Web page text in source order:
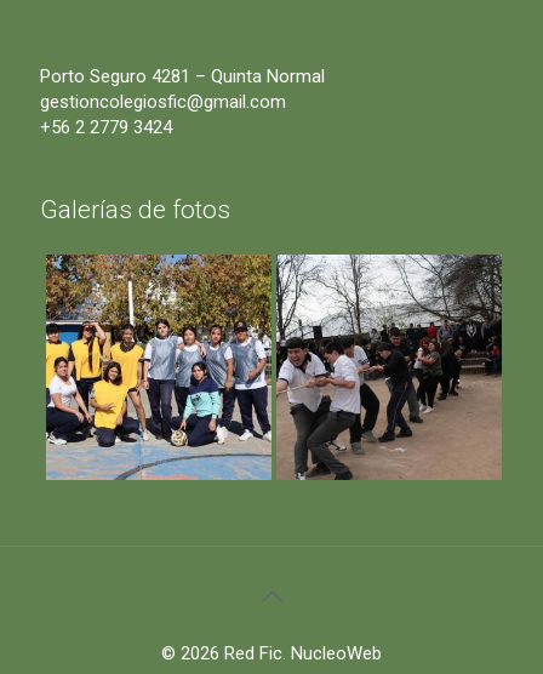
Porto Seguro 4281 – Quinta Normal
gestioncolegiosfic@gmail.com
+56 2 2779 3424
Galerías de fotos
© 2026 Red Fic. NucleoWeb